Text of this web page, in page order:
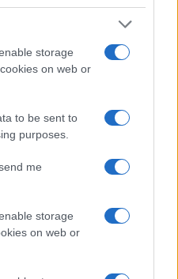
storage
on web or
to be sent to
purposes.
me
storage
on web or